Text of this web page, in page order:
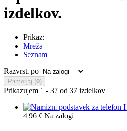
izdelkov.
Prikaz:
Mreža
Seznam
Razvrsti po
Primerjaj (0)
Prikazujem 1 - 37 od 37 izdelkov
4,96 € Na zalogi